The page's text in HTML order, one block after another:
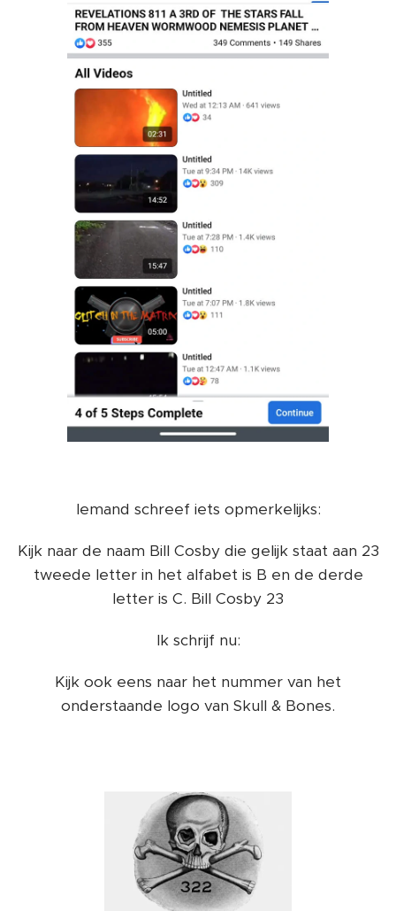
Iemand schreef iets opmerkelijks:
Kijk naar de naam Bill Cosby die gelijk staat aan 23
tweede letter in het alfabet is B en de derde
letter is C. Bill Cosby 23
Ik schrijf nu:
Kijk ook eens naar het nummer van het
onderstaande logo van Skull & Bones.